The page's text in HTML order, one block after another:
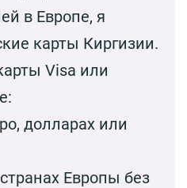
в Европе, я
карты Киргизии.
Visa или
долларах или
Европы без